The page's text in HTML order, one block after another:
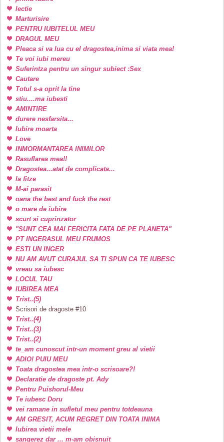
lectie
Marturisire
PENTRU IUBITELUL MEU
DRAGUL MEU
Pleaca si va lua cu el dragostea,inima si viata mea!
Te voi iubi mereu
Suferintza pentru un singur subiect :Sex
Cautare
Totul s-a oprit la tine
stiu....ma iubesti
AMINTIRE
durere nesfarsita...
Iubire moarta
Love
INMORMANTAREA INIMILOR
Rasuflarea mea!!
Dragostea...atat de complicata...
la fitze
M-ai parasit
oana the best and fuck the rest
o mare de iubire
scurt si cuprinzator
"SUNT CEA MAI FERICITA FATA DE PE PLANETA"
PT INGERASUL MEU FRUMOS
ESTI UN INGER
NU AM AVUT CURAJUL SA TI SPUN CA TE IUBESC
vreau sa iubesc
LOCUL TAU
IUBIREA MEA
Trist..(5)
Scrisori de dragoste #10
Trist..(4)
Trist..(3)
Trist..(2)
te_am cunoscut intr-un moment greu al vietii
ADIO! PUIU MEU
Toata dragostea mea intr-o scrisoare?!
Declaratie de dragoste pt. Ady
Pentru Puishorul-Meu
Te iubesc Doru
vei ramane in sufletul meu pentru totdeauna
AM GRESIT, ACUM REGRET DIN TOATA INIMA
Iubirea vietii mele
sangerez dar ... m-am obisnuit